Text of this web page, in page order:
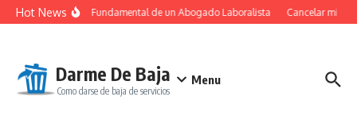
Saltar al contenido
Hot NewsEl Papel Fundamental de un Abogado Laboralista Cancelar mi
Darme De Baja
Como darse de baja de servicios
Menu